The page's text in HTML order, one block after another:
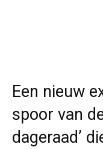
Een nieuw
spoor van
dageraad’